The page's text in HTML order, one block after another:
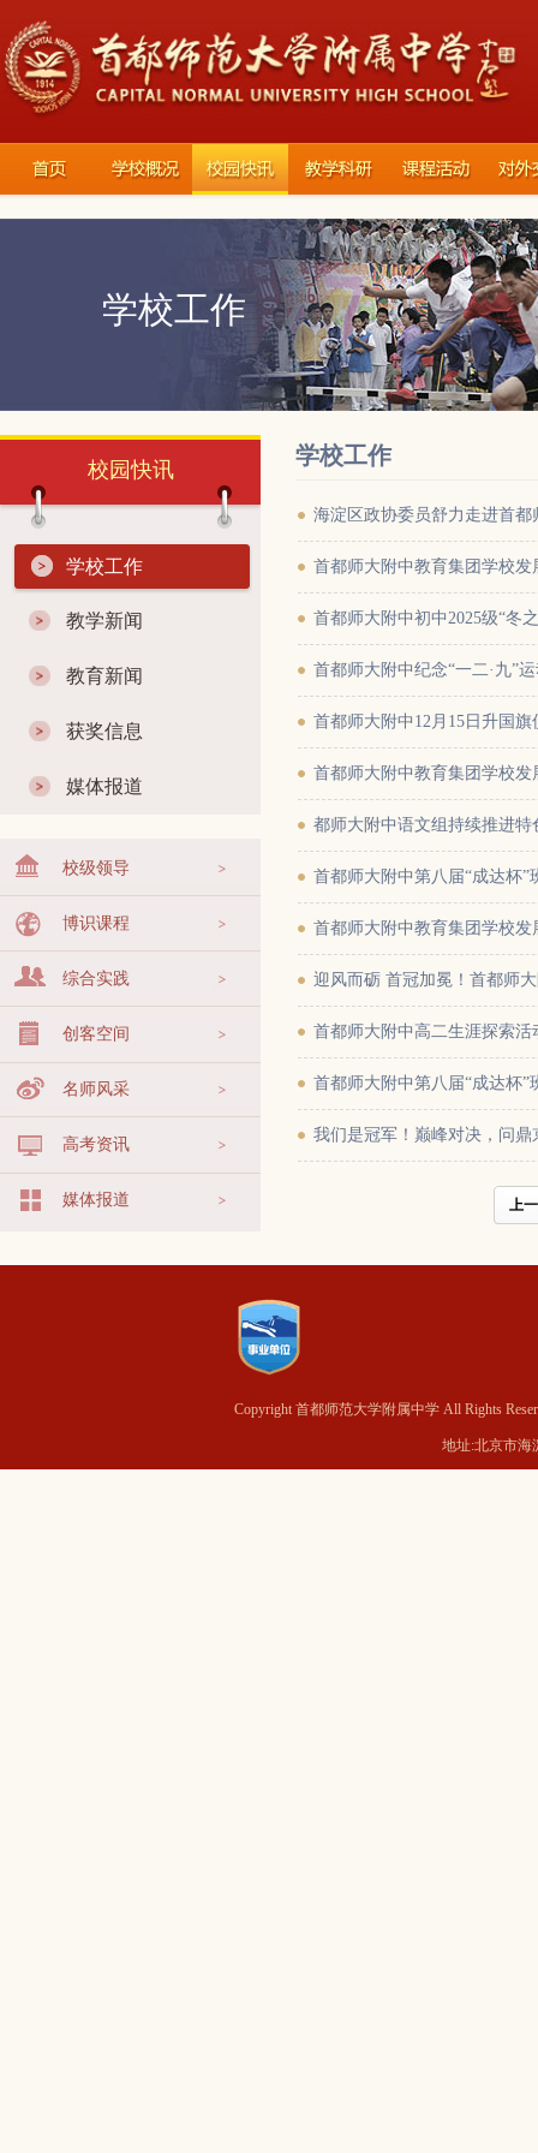
学校工作
校园快讯
学校工作
教学新闻
教育新闻
获奖信息
媒体报道
校级领导
博识课程
综合实践
创客空间
名师风采
高考资讯
媒体报道
学校工作
海淀区政协委员舒力走进首都
首都师大附中教育集团学校
首都师大附中初中2025级“冬
首都师大附中纪念“一二·九”
首都师大附中12月15日升国旗
首都师大附中教育集团学校
都师大附中语文组持续推进
首都师大附中第八届“成达杯
首都师大附中教育集团学校
迎风而砺 首冠加冕！首都师
首都师大附中高二生涯探索活
首都师大附中第八届“成达杯
我们是冠军！巅峰对决，问鼎
上
Copyright 首都师范大学附属中学 All Rights
地址:北京市海